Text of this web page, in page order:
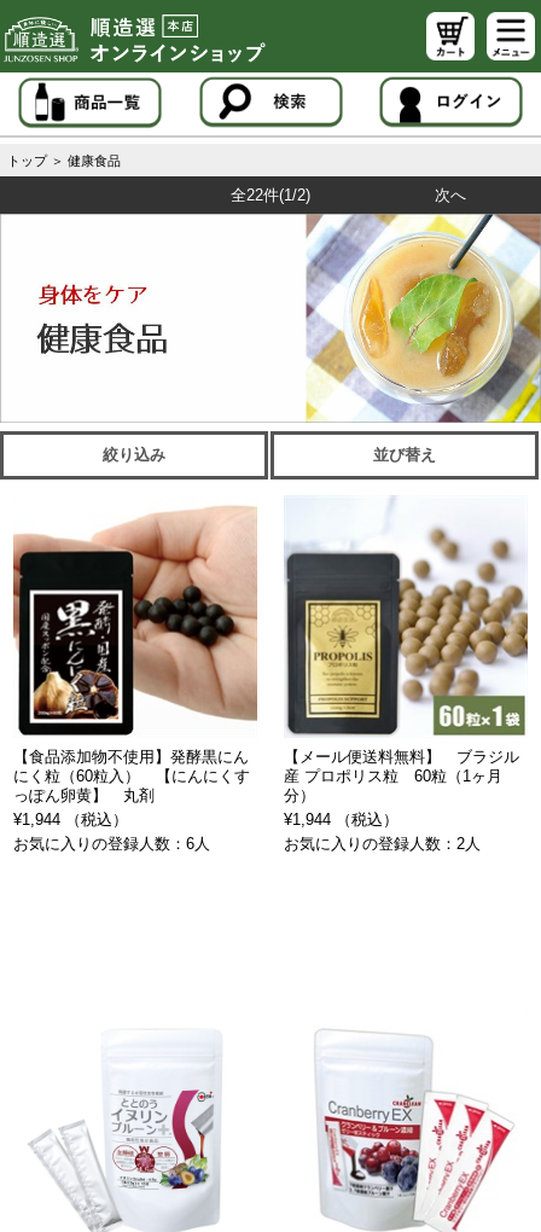
トップ ＞ 健康食品
全22件(1/2) 次へ
絞り込み 並び替え
【食品添加物不使用】発酵黒にん
にく粒（60粒入） 【にんにくす
っぽん卵黄】 丸剤
¥1,944 （税込）
お気に入りの登録人数：6人
【メール便送料無料】 ブラジル
産 プロポリス粒 60粒（1ヶ月
分）
¥1,944 （税込）
お気に入りの登録人数：2人